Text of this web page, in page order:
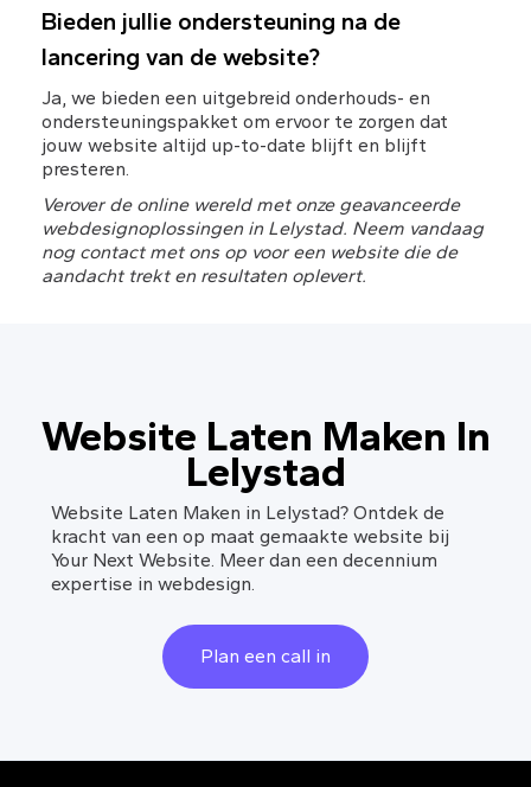
Bieden jullie ondersteuning na de
lancering van de website?
Ja, we bieden een uitgebreid onderhouds- en
ondersteuningspakket om ervoor te zorgen dat
jouw website altijd up-to-date blijft en blijft
presteren.
Verover de online wereld met onze geavanceerde
webdesignoplossingen in Lelystad. Neem vandaag
nog contact met ons op voor een website die de
aandacht trekt en resultaten oplevert.
Website Laten Maken In
Lelystad
Website Laten Maken in Lelystad? Ontdek de
kracht van een op maat gemaakte website bij
Your Next Website. Meer dan een decennium
expertise in webdesign.
Plan een call in